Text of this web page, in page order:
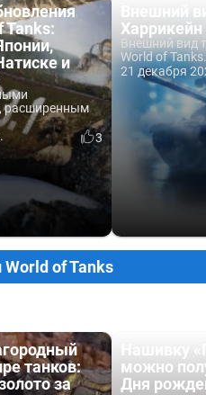
Tanks:
и
расширенным
3
Внешний
Харрикейн
Внешний вид
World of
21 декабря
World of Tanks
танков:
за
Нашивку
можно
Дня